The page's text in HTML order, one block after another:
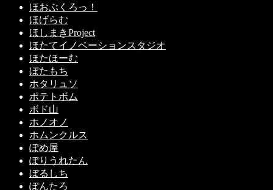
ほおぶくろっ！
ほげらむ
ほしまきProject
ほたてイノベーションスタジオ
ほたほーむ
ぼたもち
ホタリュソ
ポテトボム
ボド山
ホノオノ
ホムンクルス
ぽめ屋
ぽりうれたん
ぼるしち
ぽんたろ